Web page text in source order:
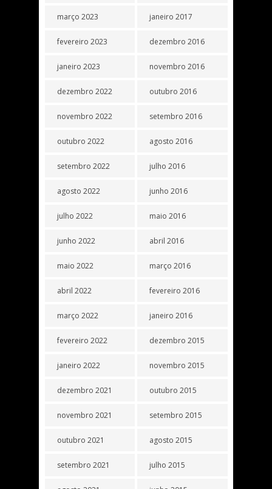
março 2023
fevereiro 2023
janeiro 2023
dezembro 2022
novembro 2022
outubro 2022
setembro 2022
agosto 2022
julho 2022
junho 2022
maio 2022
abril 2022
março 2022
fevereiro 2022
janeiro 2022
dezembro 2021
novembro 2021
outubro 2021
setembro 2021
janeiro 2017
dezembro 2016
novembro 2016
outubro 2016
setembro 2016
agosto 2016
julho 2016
junho 2016
maio 2016
abril 2016
março 2016
fevereiro 2016
janeiro 2016
dezembro 2015
novembro 2015
outubro 2015
setembro 2015
agosto 2015
julho 2015